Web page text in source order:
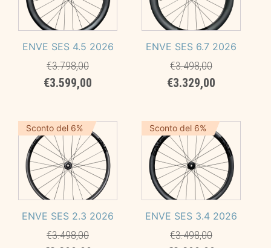
ENVE SES 4.5 2026
€3.798,00
Il
era:
€3.798,00.
€3.599,00
è:
€3.599,00.
ENVE SES 6.7 2026
€3.498,00
Il
era:
€3.498,00.
€3.329,00
è:
€3.329,00.
Sconto del 6%
ENVE SES 2.3 2026
€3.498,00
Sconto del 6%
ENVE SES 3.4 2026
€3.498,00